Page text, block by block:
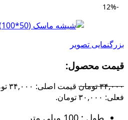
-12%
بزرگنمایی تصویر
قیمت محصول:​
۳۴,۰۰۰تومان قیمت اصلی: ۳۴,۰۰۰ تومان بود.
فعلی: ۳۰,۰۰۰ تومان.